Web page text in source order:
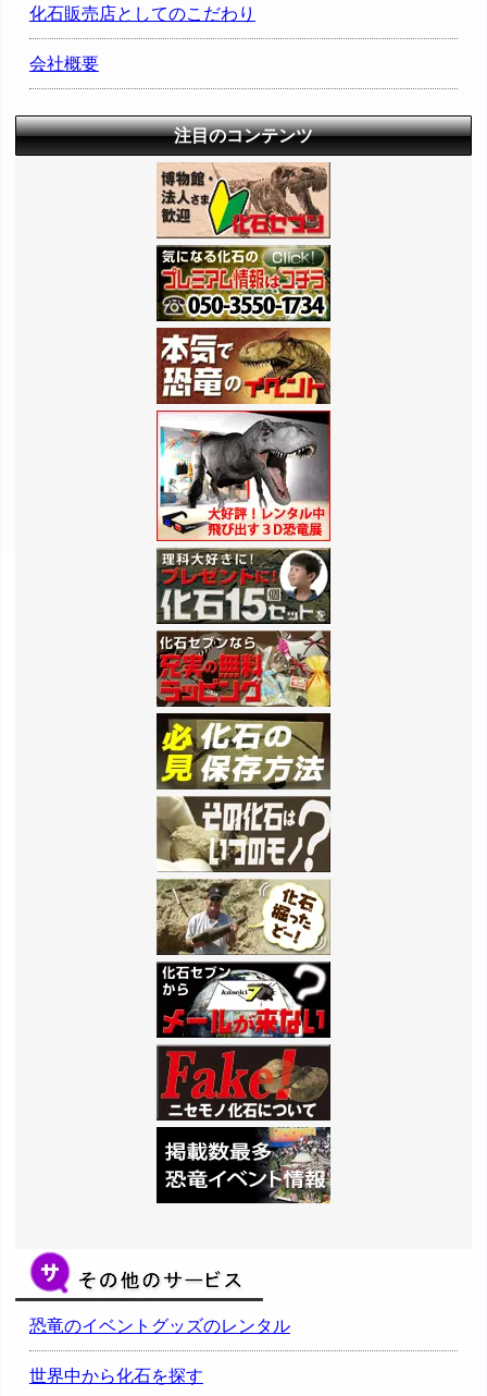
化石販売店としてのこだわり
会社概要
注目のコンテンツ
恐竜のイベントグッズのレンタル
世界中から化石を探す